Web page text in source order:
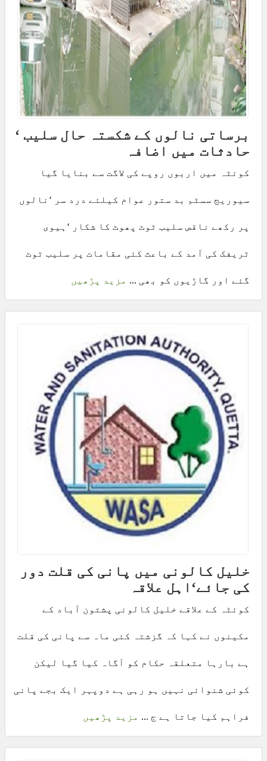
برساتی نالوں کے شکستہ حال سلیب ‘
حادثات میں اضافہ
کوئٹہ میں اربوں روپے کی لاگت سے بنایا گیا
سیوریج سسٹم بد ستور عوام کیلئے درد سر ‘نالوں
پر رکھے ناقص سلیب ٹوٹ پھوٹ کا شکار ‘ہیوی
ٹریفک کی آمد کے باعث کئی مقامات پر سلیب ٹوٹ
گئے اور گاڑیوں کو بھی ... مزید پڑھیں
خلیل کالونی میں پانی کی قلت دور
کی جائے‘اہل علاقہ
کوئٹہ کے علاقے خلیل کالونی پشتون آباد کے
مکینوں نے کہا کہ گزشتہ کئی ماہ سے پانی کی قلت
ہے بارہا متعلقہ حکام کو آگاہ کیا گیا لیکن
کوئی شنوائی نہیں ہو رہی ہے دوپہر ایک بجے پانی
فراہم کیا جاتا ہے ج ... مزید پڑھیں